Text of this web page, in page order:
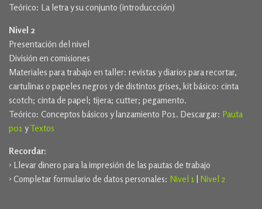
Teórico: La letra y su conjunto (introduccción)
Nivel 2
Presentación del nivel
División en comisiones
Materiales para trabajo en taller: revistas y diarios para recortar,
cartulinas o papeles negros y de distintos grises, kit básico: cinta
scotch; cinta de papel; tijera; cutter; pegamento.
Teórico: Conceptos básicos y lanzamiento P01. Descargar: Pauta
p01 yTextos
Recordar:
› Llevar dinero para la impresión de las pautas de trabajo
› Completar formulario de datos personales: Nivel 1 Nivel 2